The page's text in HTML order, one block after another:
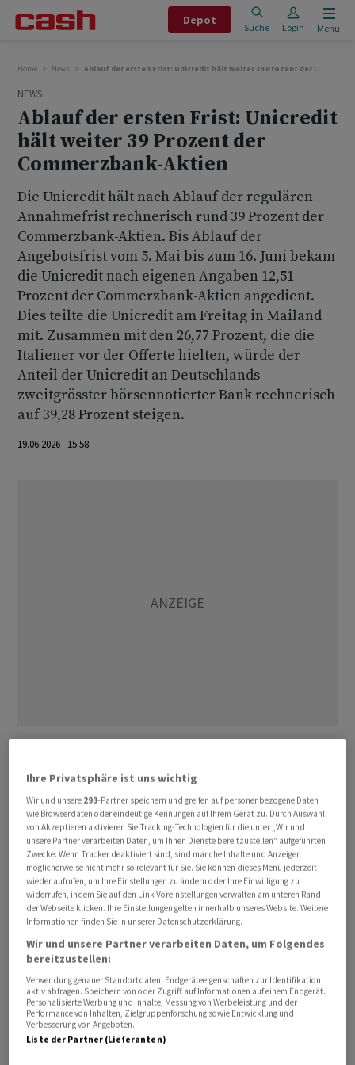
Depot
Suche Login Menu
Home News Ablauf der ersten Frist: Unicredit hält weiter 39 Prozent der
NEWS
Ablauf der ersten Frist: Unicredit
hält weiter 39 Prozent der
Commerzbank-Aktien
Die Unicredit hält nach Ablauf der regulären
Annahmefrist rechnerisch rund 39 Prozent der
Commerzbank-Aktien. Bis Ablauf der
Angebotsfrist vom 5. Mai bis zum 16. Juni bekam
die Unicredit nach eigenen Angaben 12,51
Prozent der Commerzbank-Aktien angedient.
Dies teilte die Unicredit am Freitag in Mailand
mit. Zusammen mit den 26,77 Prozent, die die
Italiener vor der Offerte hielten, würde der
Anteil der Unicredit an Deutschlands
zweitgrösster börsennotierter Bank rechnerisch
auf 39,28 Prozent steigen.
19.06.2026 15:58
Anteilseigner der Commerzbank ihre Aktien bis zum 3.
Juli innerhalb einer Nachfrist weiter in Unicredit-
Papiere umtauschen.
Die geplante Übernahme der Commerzbank stösst bei
dem Institut selbst und der Regierung auf grossen
Widerstand. So lehnt die Bundesregierung den
Umtausch des vom Staat gehaltenen Aktienpakets von
etwas mehr als 12 Prozent ab. Die Unicredit wiederum
selbst kämpft mit harten Bandagen - beide Häuser
überziehen sich mit gegenseitigen Vorwürfen.
Über die rechnerisch 39 Prozent hinaus hat sich das
Mailänder Institut über Kaufoptionen mehr als drei
Ihre Privatsphäre ist uns wichtig
Wir und unsere 293-Partner speichern und greifen auf personenbezogene Daten
wie Browserdaten oder eindeutige Kennungen auf Ihrem Gerät zu. Durch Auswahl
von Akzeptieren aktivieren Sie Tracking-Technologien für die unter „Wir und
unsere Partner verarbeiten Daten, um Ihnen Dienste bereitzustellen“ aufgeführten
Zwecke. Wenn Tracker deaktiviert sind, sind manche Inhalte und Anzeigen
möglicherweise nicht mehr so relevant für Sie. Sie können dieses Menü jederzeit
wieder aufrufen, um Ihre Einstellungen zu ändern oder Ihre Einwilligung zu
widerrufen, indem Sie auf den Link Voreinstellungen verwalten am unteren Rand
der Webseite klicken. Ihre Einstellungen gelten innerhalb unseres Website. Weitere
Informationen finden Sie in unserer Datenschutzerklärung.
Wir und unsere Partner verarbeiten Daten, um Folgendes
bereitzustellen:
Verwendung genauer Standortdaten. Endgeräteeigenschaften zur Identifikation
aktiv abfragen. Speichern von oder Zugriff auf Informationen auf einem Endgerät.
Personalisierte Werbung und Inhalte, Messung von Werbeleistung und der
Performance von Inhalten, Zielgruppenforschung sowie Entwicklung und
Verbesserung von Angeboten.
Liste der Partner (Lieferanten)